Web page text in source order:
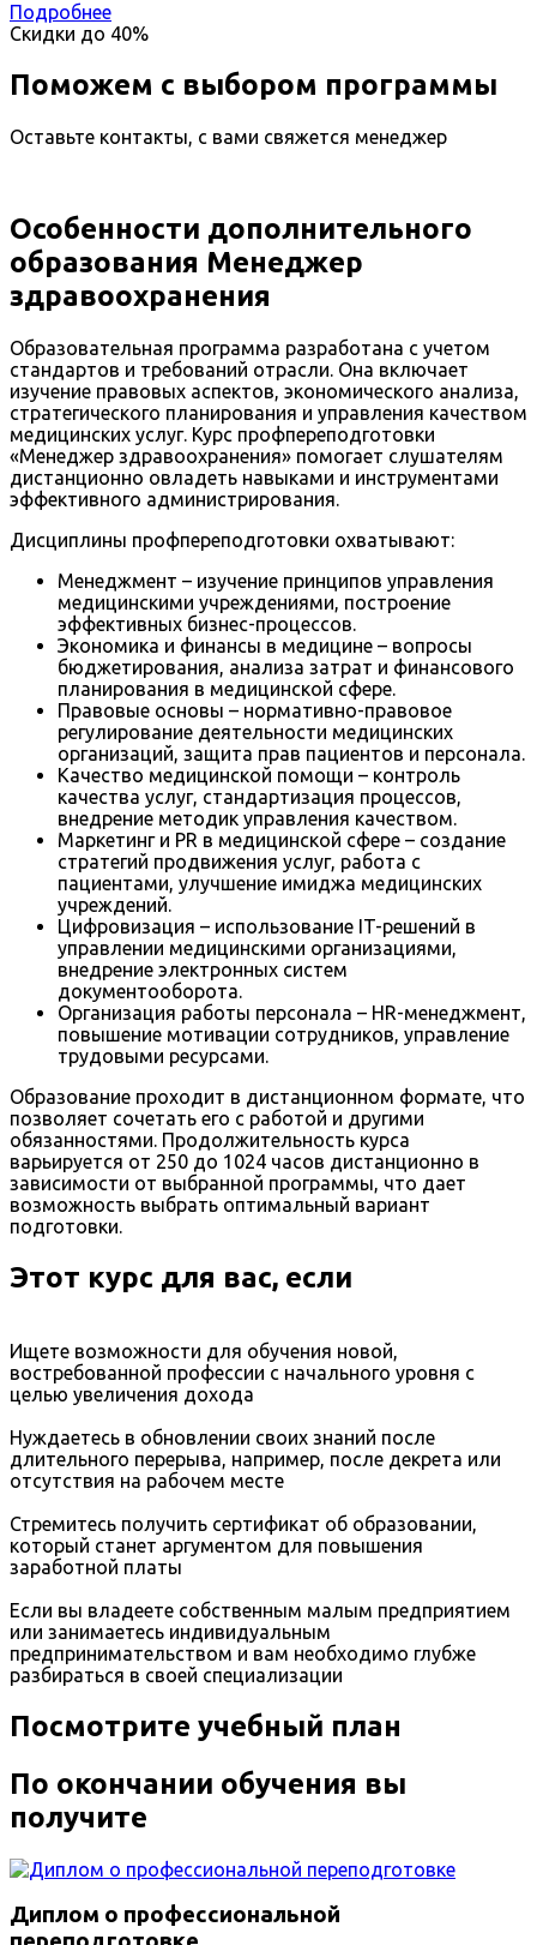
Подробнее
Скидки до 40%
Поможем с выбором программы
Оставьте контакты, с вами свяжется менеджер
Особенности дополнительного
образования Менеджер
здравоохранения
Образовательная программа разработана с учетом
стандартов и требований отрасли. Она включает
изучение правовых аспектов, экономического анализа,
стратегического планирования и управления качеством
медицинских услуг. Курс профпереподготовки
«Менеджер здравоохранения» помогает слушателям
дистанционно овладеть навыками и инструментами
эффективного администрирования.
Дисциплины профпереподготовки охватывают:
Менеджмент – изучение принципов управления
медицинскими учреждениями, построение
эффективных бизнес-процессов.
Экономика и финансы в медицине – вопросы
бюджетирования, анализа затрат и финансового
планирования в медицинской сфере.
Правовые основы – нормативно-правовое
регулирование деятельности медицинских
организаций, защита прав пациентов и персонала.
Качество медицинской помощи – контроль
качества услуг, стандартизация процессов,
внедрение методик управления качеством.
Маркетинг и PR в медицинской сфере – создание
стратегий продвижения услуг, работа с
пациентами, улучшение имиджа медицинских
учреждений.
Цифровизация – использование IT-решений в
управлении медицинскими организациями,
внедрение электронных систем
документооборота.
Организация работы персонала – HR-менеджмент,
повышение мотивации сотрудников, управление
трудовыми ресурсами.
Образование проходит в дистанционном формате, что
позволяет сочетать его с работой и другими
обязанностями. Продолжительность курса
варьируется от 250 до 1024 часов дистанционно в
зависимости от выбранной программы, что дает
возможность выбрать оптимальный вариант
подготовки.
Этот курс для вас, если
Ищете возможности для обучения новой,
востребованной профессии с начального уровня с
целью увеличения дохода
Нуждаетесь в обновлении своих знаний после
длительного перерыва, например, после декрета или
отсутствия на рабочем месте
Стремитесь получить сертификат об образовании,
который станет аргументом для повышения
заработной платы
Если вы владеете собственным малым предприятием
или занимаетесь индивидуальным
предпринимательством и вам необходимо глубже
разбираться в своей специализации
Посмотрите учебный план
По окончании обучения вы
получите
Диплом о профессиональной